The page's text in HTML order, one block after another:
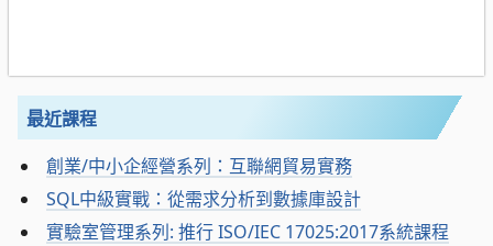
最近課程
創業/中小企經營系列：互聯網貿易實務
SQL中級實戰：從需求分析到數據庫設計
實驗室管理系列: 推行 ISO/IEC 17025:2017系統課程